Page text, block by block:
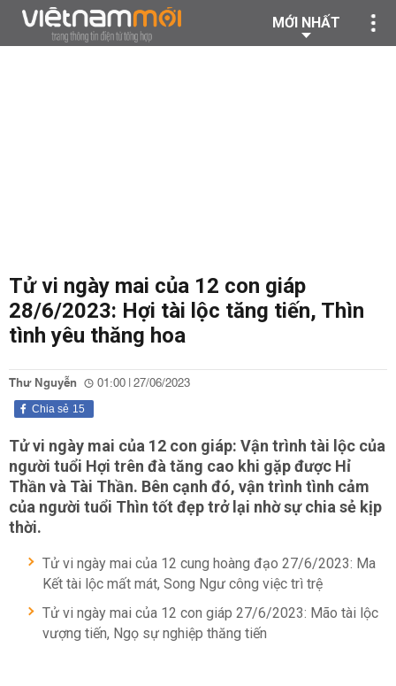
MỚI NHẤT
Tử vi ngày mai của 12 con giáp
28/6/2023: Hợi tài lộc tăng tiến, Thìn
tình yêu thăng hoa
Thư Nguyễn 01:00 | 27/06/2023
15
Chia sẻ
Tử vi ngày mai của 12 con giáp: Vận trình tài lộc của
người tuổi Hợi trên đà tăng cao khi gặp được Hỉ
Thần và Tài Thần. Bên cạnh đó, vận trình tình cảm
của người tuổi Thìn tốt đẹp trở lại nhờ sự chia sẻ kịp
thời.
Tử vi ngày mai của 12 cung hoàng đạo 27/6/2023: Ma
Kết tài lộc mất mát, Song Ngư công việc trì trệ
Tử vi ngày mai của 12 con giáp 27/6/2023: Mão tài lộc
vượng tiến, Ngọ sự nghiệp thăng tiến